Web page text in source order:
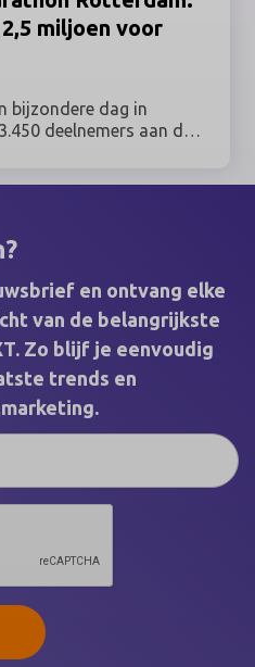
miljoen voor
bijzondere dag in
deelnemers aan de
ondersteuning mogelijk
is door kanker.en ontvang elke
van de belangrijkste
Zo blijf je eenvoudig
trends en